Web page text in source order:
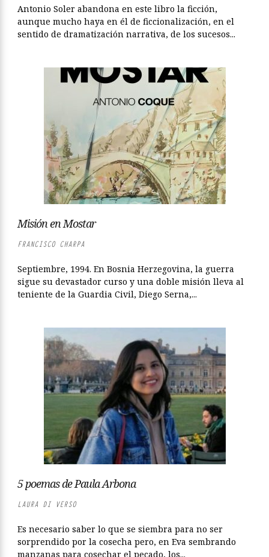
Antonio Soler abandona en este libro la ficción,
aunque mucho haya en él de ficcionalización, en el
sentido de dramatización narrativa, de los sucesos...
Misión en Mostar
FRANCISCO CHARPA
Septiembre, 1994. En Bosnia Herzegovina, la guerra
sigue su devastador curso y una doble misión lleva al
teniente de la Guardia Civil, Diego Serna,...
5 poemas de Paula Arbona
LAURA DI VERSO
Es necesario saber lo que se siembra para no ser
sorprendido por la cosecha pero, en Eva sembrando
manzanas para cosechar el pecado, los...